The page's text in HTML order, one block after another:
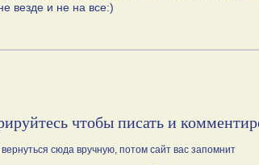
везде и не на все:)
чтобы писать и
сюда вручную, потом сайт вас запомнит